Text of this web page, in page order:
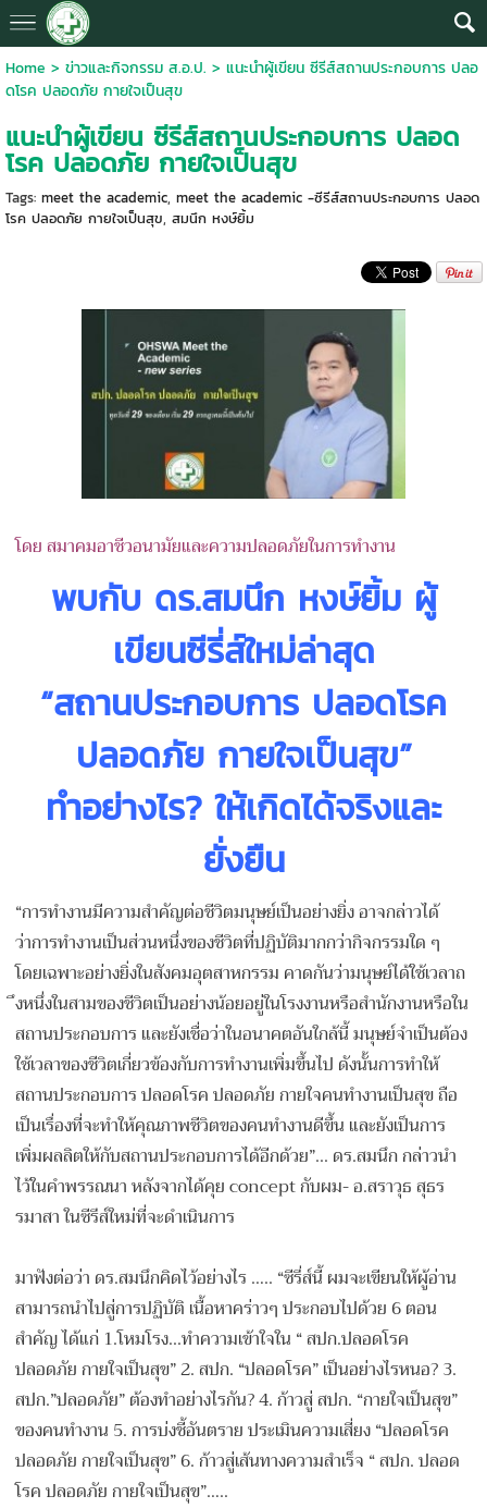
Home > ข่าวและกิจกรรม ส.อ.ป. > แนะนำผู้เขียน ซีรีส์สถานประกอบการ ปลอ
ดโรค ปลอดภัย กายใจเป็นสุข
แนะนำผู้เขียน ซีรีส์สถานประกอบการ ปลอด
โรค ปลอดภัย กายใจเป็นสุข
Tags: meet the academic, meet the academic -ซีรีส์สถานประกอบการ ปลอด
โรค ปลอดภัย กายใจเป็นสุข, สมนึก หงษ์ยิ้ม
โดย สมาคมอาชีวอนามัยและความปลอดภัยในการทำงาน
พบกับ ดร.สมนึก หงษ์ยิ้ม ผู้
เขียนซีรี่ส์ใหม่ล่าสุด
“สถานประกอบการ ปลอดโรค
ปลอดภัย กายใจเป็นสุข”
ทำอย่างไร? ให้เกิดได้จริงและ
ยั่งยืน
“การทำงานมีความสำคัญต่อชีวิตมนุษย์เป็นอย่างยิ่ง อาจกล่าวได้
ว่าการทำงานเป็นส่วนหนึ่งของชีวิตที่ปฏิบัติมากกว่ากิจกรรมใด ๆ
โดยเฉพาะอย่างยิ่งในสังคมอุตสาหกรรม คาดกันว่ามนุษย์ได้ใช้เวลาถ
ึงหนึ่งในสามของชีวิตเป็นอย่างน้อยอยู่ในโรงงานหรือสำนักงานหรือใน
สถานประกอบการ และยังเชื่อว่าในอนาคตอันใกล้นี้ มนุษย์จำเป็นต้อง
ใช้เวลาของชีวิตเกี่ยวข้องกับการทำงานเพิ่มขึ้นไป ดังนั้นการทำให้
สถานประกอบการ ปลอดโรค ปลอดภัย กายใจคนทำงานเป็นสุข ถือ
เป็นเรื่องที่จะทำให้คุณภาพชีวิตของคนทำงานดีขึ้น และยังเป็นการ
เพิ่มผลลิตให้กับสถานประกอบการได้อีกด้วย”... ดร.สมนึก กล่าวนำ
ไว้ในคำพรรณนา หลังจากได้คุย concept กับผม- อ.สราวุธ สุธร
รมาสา ในซีรีส์ใหม่ที่จะดำเนินการ
มาฟังต่อว่า ดร.สมนึกคิดไว้อย่างไร ….. “ซีรี่ส์นี้ ผมจะเขียนให้ผู้อ่าน
สามารถนำไปสู่การปฏิบัติ เนื้อหาคร่าวๆ ประกอบไปด้วย 6 ตอน
สำคัญ ได้แก่ 1.โหมโรง...ทำความเข้าใจใน “ สปก.ปลอดโรค
ปลอดภัย กายใจเป็นสุข” 2. สปก. “ปลอดโรค” เป็นอย่างไรหนอ? 3.
สปก.”ปลอดภัย” ต้องทำอย่างไรกัน? 4. ก้าวสู่ สปก. “กายใจเป็นสุข”
ของคนทำงาน 5. การบ่งชี้อันตราย ประเมินความเสี่ยง “ปลอดโรค
ปลอดภัย กายใจเป็นสุข” 6. ก้าวสู่เส้นทางความสำเร็จ “ สปก. ปลอด
โรค ปลอดภัย กายใจเป็นสุข”…..